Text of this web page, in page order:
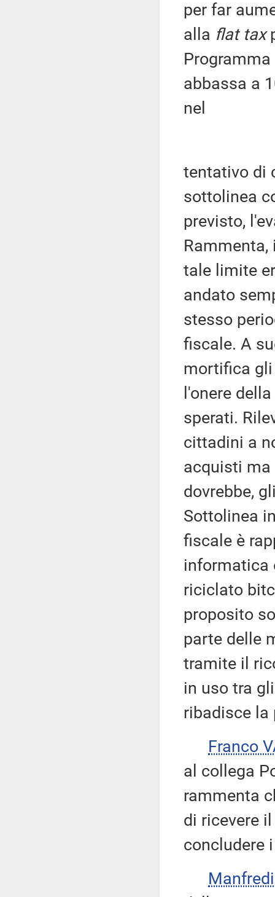
per far
alla flat tax
abbassa a
nel
tentativo di
sottolinea
previsto,
tale limite
andato
stesso
fiscale. A
mortifica
l'onere
sperati.
cittadini a
acquisti ma
dovrebbe,
Sottolinea
fiscale è
informatica
riciclato
proposito
parte delle
tramite il
in uso tra
ribadisce la
Franco
al collega
rammenta
di ricevere
concludere